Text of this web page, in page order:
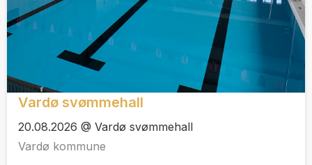
Vardø svømmehall
20.08.2026 @ Vardø svømmehall
Vardø kommune